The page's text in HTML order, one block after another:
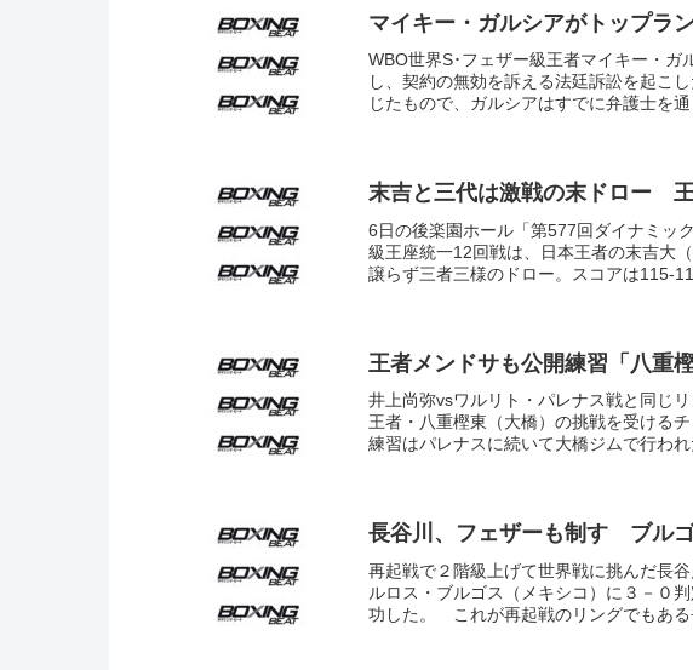
マイキー・ガルシアがトップラ
WBO世界S･フェザー級王者マイキー・
し、契約の無効を訴える法廷訴訟を起こ
じたもので、ガルシアはすでに弁護士を
末吉と三代は激戦の末ドロー
6日の後楽園ホール「第577回ダイナミッ
級王座統一12回戦は、日本王者の末吉大
譲らず三者三様のドロー。スコアは115-
王者メンドサも公開練習「八重
井上尚弥vsワルリト・パレナス戦と同じ
王者・八重樫東（大橋）の挑戦を受ける
練習はパレナスに続いて大橋ジムで行わ
長谷川、フェザーも制す ブル
再起戦で２階級上げて世界戦に挑んだ長
ルロス・ブルゴス（メキシコ）に３－０
功した。 これが再起戦のリングでもある